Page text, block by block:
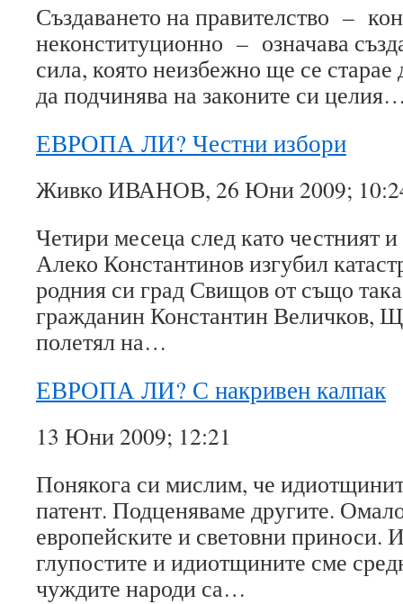
Създаването на правителство –
неконституционно – означава
сила, която неизбежно ще се старае
да подчинява на законите си
ЕВРОПА ЛИ? Честни избори
Живко ИВАНОВ, 26 Юни 2009;
Четири месеца след като честният
Алеко Константинов изгубил
родния си град Свищов от също
гражданин Константин Величков,
полетял на…
ЕВРОПА ЛИ? С накривен калпак
13 Юни 2009; 12:21
Понякога си мислим, че
патент. Подценяваме другите.
европейските и световни приноси.
глупостите и идиотщините сме
чуждите народи са…